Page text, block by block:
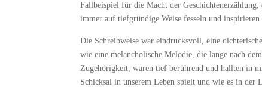
Fallbeispiel für die Macht der
immer auf tiefgründige Weise fesseln und inspirieren
Die Schreibweise war eindrucksvoll, eine
wie eine melancholische Melodie, die lange nach
Zugehörigkeit, waren tief berührend und hallten in
Schicksal in unserem Leben spielt und wie es in der